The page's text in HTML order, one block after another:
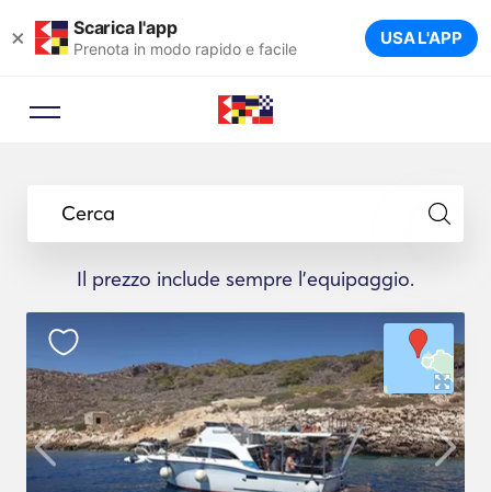
× Scarica l'app
Prenota in modo rapido e facile USA L'APP
Cerca
Il prezzo include sempre l'equipaggio.